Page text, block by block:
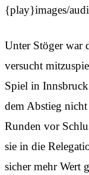
{play}images/
Unter Stöger war
versucht
Spiel in
dem Abstieg
Runden vor
sie in die
sicher mehr Wert